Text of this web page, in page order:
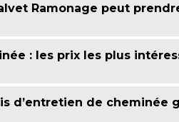
Ramonage peut
: les prix les plus
d’entretien de cheminée